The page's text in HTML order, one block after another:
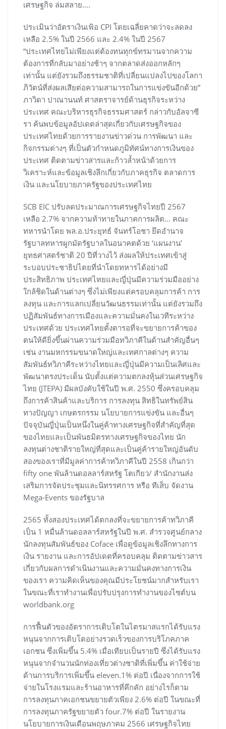
เศรษฐกิจ ล่มสลาย….
ประเมินว่าอัตราเงินเฟ้อ CPI โดยเฉลี่ยคาดว่าจะลดลง
เหลือ 2.5% ในปี 2566 และ 2.4% ในปี 2567
“ประเทศไทยไม่เพียงแต่ต้องทนทุกข์ทรมานจากความ
ต้องการที่กลับมาอย่างช้าๆ จากตลาดส่งออกหลักๆ
เท่านั้น แต่ยังรวมถึงธรรมชาติที่เปลี่ยนแปลงไปของโลกา
ภิวัตน์ที่ส่งผลเสียต่อความสามารถในการแข่งขันอีกด้วย”
ภาวิดา ปาณานนท์ ศาสตราจารย์ด้านธุรกิจระหว่าง
ประเทศ คณะบริหารธุรกิจธรรมศาสตร์ กล่าวกับอัลจาซี
รา ค้นพบข้อมูลอัปเดตล่าสุดเกี่ยวกับเศรษฐกิจของ
ประเทศไทยด้วยการรายงานข่าวด่วน การพัฒนา และ
กิจกรรมต่างๆ ที่เป็นตัวกำหนดภูมิทัศน์ทางการเงินของ
ประเทศ ติดตามข่าวสารและก้าวล้ำหน้าด้วยการ
วิเคราะห์และข้อมูลเชิงลึกเกี่ยวกับภาคธุรกิจ ตลาดการ
เงิน และนโยบายภาครัฐของประเทศไทย
SCB EIC ปรับลดประมาณการเศรษฐกิจไทยปี 2567
เหลือ 2.7% จากความท้าทายในภาคการผลิต… คณะ
ทหารนำโดย พล.อ.ประยุทธ์ จันทร์โอชา ยึดอำนาจ
รัฐบาลทหารผูกมัดรัฐบาลในอนาคตด้วย ‘แผนงาน’
ยุทธศาสตร์ชาติ 20 ปีที่วางไว้ ส่งผลให้ประเทศเข้าสู่
ระบอบประชาธิปไตยที่นำโดยทหารได้อย่างมี
ประสิทธิภาพ ประเทศไทยและญี่ปุ่นมีความร่วมมืออย่าง
ใกล้ชิดในด้านต่างๆ ซึ่งไม่เพียงแต่ครอบคลุมการค้า การ
ลงทุน และการแลกเปลี่ยนวัฒนธรรมเท่านั้น แต่ยังรวมถึง
ปฏิสัมพันธ์ทางการเมืองและความมั่นคงในเวทีระหว่าง
ประเทศด้วย ประเทศไทยตั้งตารอที่จะขยายการค้าของ
ตนให้ดียิ่งขึ้นผ่านความร่วมมือทวิภาคีในด้านสำคัญอื่นๆ
เช่น งานมหกรรมขนาดใหญ่และเทศกาลต่างๆ ความ
สัมพันธ์ทวิภาคีระหว่างไทยและญี่ปุ่นมีความเป็นเลิศและ
พัฒนาตรงประเด็น นับตั้งแต่ความตกลงหุ้นส่วนเศรษฐกิจ
ไทย (JTEPA) มีผลบังคับใช้ในปี พ.ศ. 2550 ซึ่งครอบคลุม
ถึงการค้าสินค้าและบริการ การลงทุน สิทธิในทรัพย์สิน
ทางปัญญา เกษตรกรรม นโยบายการแข่งขัน และอื่นๆ
ปัจจุบันญี่ปุ่นเป็นหนึ่งในคู่ค้าทางเศรษฐกิจที่สำคัญที่สุด
ของไทยและเป็นพันธมิตรทางเศรษฐกิจของไทย นัก
ลงทุนต่างชาติรายใหญ่ที่สุดและเป็นคู่ค้ารายใหญ่อันดับ
สองของเราที่มีมูลค่าการค้าทวิภาคีในปี 2558 เกินกว่า
fifty one พันล้านดอลลาร์สหรัฐ โตเกียว/ สำนักงานส่ง
เสริมการจัดประชุมและนิทรรศการ หรือ ทีเส็บ จัดงาน
Mega-Events ของรัฐบาล
2565 ทั้งสองประเทศได้ตกลงที่จะขยายการค้าทวิภาคี
เป็น 1 หมื่นล้านดอลลาร์สหรัฐในปี พ.ศ. สำรวจศูนย์กลาง
นักลงทุนสัมพันธ์ของ Coface เพื่อดูข้อมูลเชิงลึกทางการ
เงิน รายงาน และการอัปเดตที่ครอบคลุม ติดตามข่าวสาร
เกี่ยวกับผลการดำเนินงานและความมั่นคงทางการเงิน
ของเรา ความคิดเห็นของคุณมีประโยชน์มากสำหรับเรา
ในขณะที่เราทำงานเพื่อปรับปรุงการทำงานของไซต์บน
worldbank.org
การฟื้นตัวของอัตราการเติบโตในไตรมาสแรกได้รับแรง
หนุนจากการเติบโตอย่างรวดเร็วของการบริโภคภาค
เอกชน ซึ่งเพิ่มขึ้น 5.4% เมื่อเทียบเป็นรายปี ซึ่งได้รับแรง
หนุนจากจำนวนนักท่องเที่ยวต่างชาติที่เพิ่มขึ้น ค่าใช้จ่าย
ด้านการบริการเพิ่มขึ้น eleven.1% ต่อปี เนื่องจากการใช้
จ่ายในโรงแรมและร้านอาหารที่คึกคัก อย่างไรก็ตาม
การลงทุนภาคเอกชนขยายตัวเพียง 2.6% ต่อปี ในขณะที่
การลงทุนภาครัฐขยายตัว four.7% ต่อปี ในรายงาน
นโยบายการเงินเดือนพฤษภาคม 2566 เศรษฐกิจไทย